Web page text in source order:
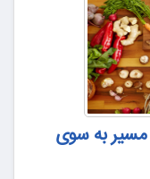
مسیر به سوی